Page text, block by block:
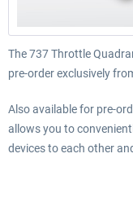
The 737 Throttle
pre-order exclusively
Also available for pre-
allows you to
devices to each other